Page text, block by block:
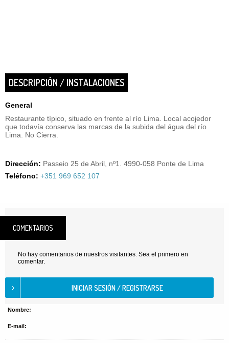
DESCRIPCIÓN / INSTALACIONES
General
Restaurante típico, situado en frente al río Lima. Local acojedor
que todavía conserva las marcas de la subida del água del río
Lima. No Cierra.
Dirección: Passeio 25 de Abril, nº1. 4990-058 Ponte de Lima
Teléfono: +351 969 652 107
COMENTARIOS
No hay comentarios de nuestros visitantes. Sea el primero en
comentar.
Nombre:
E-mail: